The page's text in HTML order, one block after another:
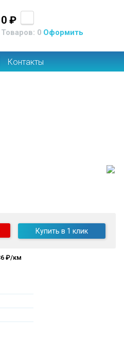
0 ₽
Товаров: 0 Оформить
Контакты
Купить в 1 клик
₽/км